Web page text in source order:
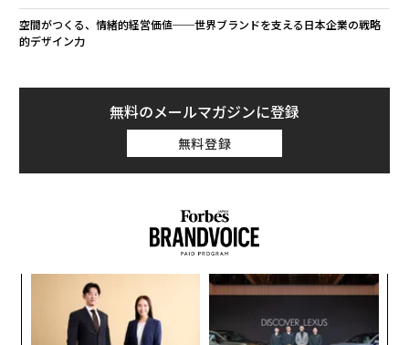
空間がつくる、情緒的経営価値──世界ブランドを支える日本企業の戦略
的デザイン力
無料のメールマガジンに登録
無料登録